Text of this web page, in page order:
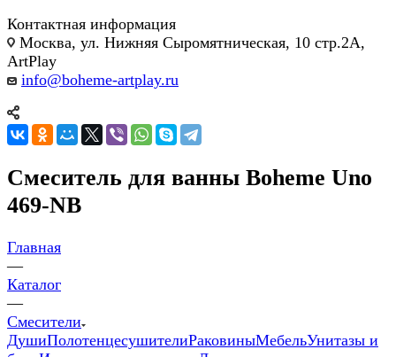
Контактная информация
Москва, ул. Нижняя Сыромятническая, 10 стр.2А,
ArtPlay
info@boheme-artplay.ru
Смеситель для ванны Boheme Uno
469-NB
Главная
—
Каталог
—
Смесители
ДушиПолотенцесушителиРаковиныМебельУнитазы и